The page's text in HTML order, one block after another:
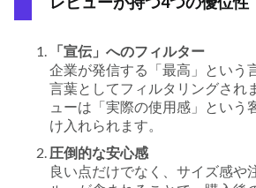
「宣伝」へのフィルター
企業が発信する「最高」という
言葉としてフィルタリングされ
ューは「実際の使用感」という
け入れられます。
圧倒的な安心感
良い点だけでなく、サイズ感や